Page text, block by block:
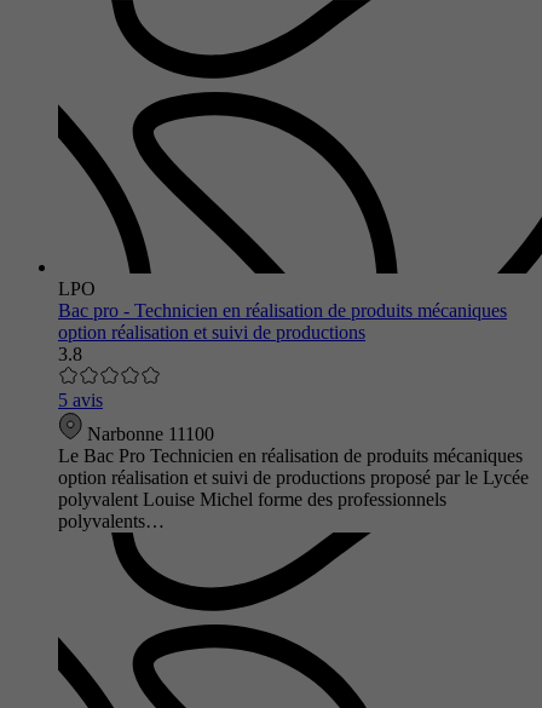
LPO
Bac pro - Technicien en réalisation de produits mécaniques
option réalisation et suivi de productions
3.8
5 avis
Narbonne 11100
Le Bac Pro Technicien en réalisation de produits mécaniques
option réalisation et suivi de productions proposé par le Lycée
polyvalent Louise Michel forme des professionnels
polyvalents…